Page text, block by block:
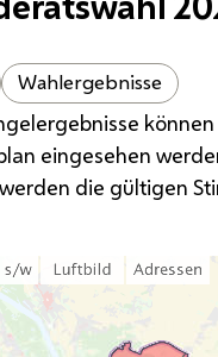
Wahlergebnisse
eingesehen
die gültigen